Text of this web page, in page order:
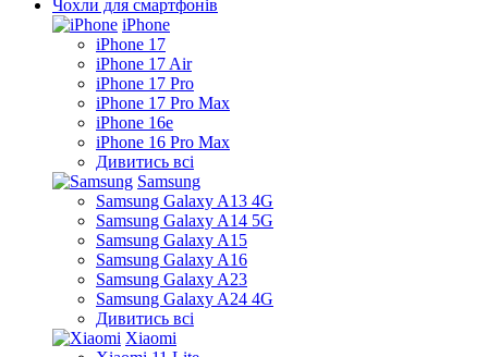
Чохли для смартфонів
iPhone
iPhone 17
iPhone 17 Air
iPhone 17 Pro
iPhone 17 Pro Max
iPhone 16e
iPhone 16 Pro Max
Дивитись всі
Samsung
Samsung Galaxy A13 4G
Samsung Galaxy A14 5G
Samsung Galaxy A15
Samsung Galaxy A16
Samsung Galaxy A23
Samsung Galaxy A24 4G
Дивитись всі
Xiaomi